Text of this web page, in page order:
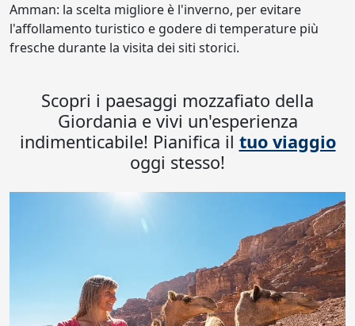
Amman: la scelta migliore è l'inverno, per evitare
l'affollamento turistico e godere di temperature più
fresche durante la visita dei siti storici.
Scopri i paesaggi mozzafiato della
Giordania e vivi un'esperienza
indimenticabile! Pianifica il tuo viaggio
oggi stesso!